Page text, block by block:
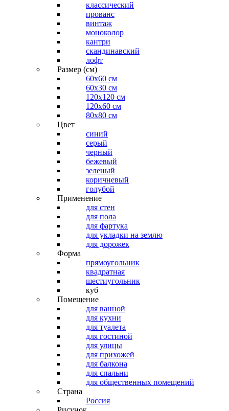
классический
прованс
винтаж
моноколор
кантри
скандинавский
лофт
Размер (см)
60х60 см
60x30 см
120x120 см
120x60 см
80x80 см
Цвет
синий
серый
черный
бежевый
зеленый
коричневый
голубой
Применение
для стен
для пола
для фартука
для укладки на землю
для дорожек
Форма
прямоугольник
квадратная
шестиугольник
куб
Помещение
для ванной
для кухни
для туалета
для гостиной
для улицы
для прихожей
для балкона
для спальни
для общественных помещений
Страна
Россия